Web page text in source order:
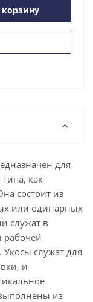
корзину
для
как
состоит из
или одинарных
служат в
рабочей
служат для
и
из